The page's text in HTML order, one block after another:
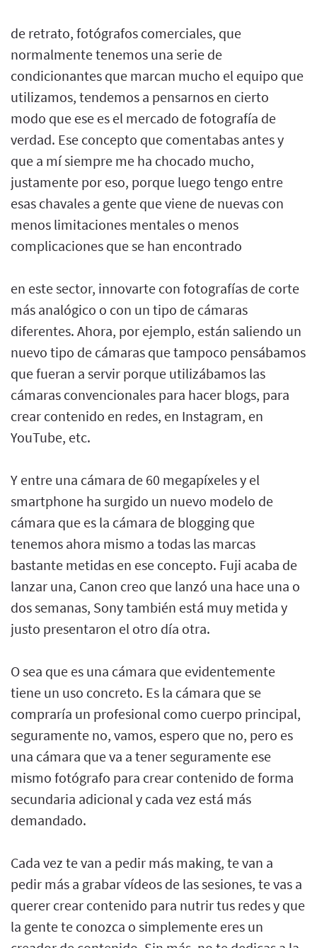
de retrato, fotógrafos comerciales, que
normalmente tenemos una serie de
condicionantes que marcan mucho el equipo que
utilizamos, tendemos a pensarnos en cierto
modo que ese es el mercado de fotografía de
verdad. Ese concepto que comentabas antes y
que a mí siempre me ha chocado mucho,
justamente por eso, porque luego tengo entre
esas chavales a gente que viene de nuevas con
menos limitaciones mentales o menos
complicaciones que se han encontrado
en este sector, innovarte con fotografías de corte
más analógico o con un tipo de cámaras
diferentes. Ahora, por ejemplo, están saliendo un
nuevo tipo de cámaras que tampoco pensábamos
que fueran a servir porque utilizábamos las
cámaras convencionales para hacer blogs, para
crear contenido en redes, en Instagram, en
YouTube, etc.
Y entre una cámara de 60 megapíxeles y el
smartphone ha surgido un nuevo modelo de
cámara que es la cámara de blogging que
tenemos ahora mismo a todas las marcas
bastante metidas en ese concepto. Fuji acaba de
lanzar una, Canon creo que lanzó una hace una o
dos semanas, Sony también está muy metida y
justo presentaron el otro día otra.
O sea que es una cámara que evidentemente
tiene un uso concreto. Es la cámara que se
compraría un profesional como cuerpo principal,
seguramente no, vamos, espero que no, pero es
una cámara que va a tener seguramente ese
mismo fotógrafo para crear contenido de forma
secundaria adicional y cada vez está más
demandado.
Cada vez te van a pedir más making, te van a
pedir más a grabar vídeos de las sesiones, te vas a
querer crear contenido para nutrir tus redes y que
la gente te conozca o simplemente eres un